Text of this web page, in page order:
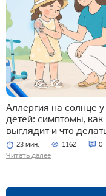
Аллергия на солнце у
детей: симптомы, как
выглядит и что
23 мин. 1162 0
Читать далее